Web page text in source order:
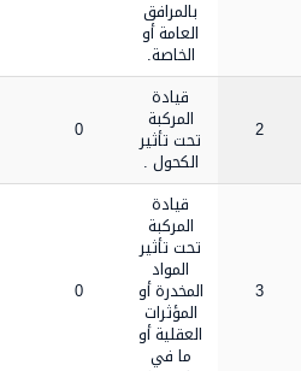
بالمرافق
العامة أو
الخاصة.
2
قيادة
المركبة
تحت تأثير
الكحول .
0
3
قيادة
المركبة
تحت تأثير
المواد
المخدرة أو
المؤثرات
العقلية أو
ما في
0